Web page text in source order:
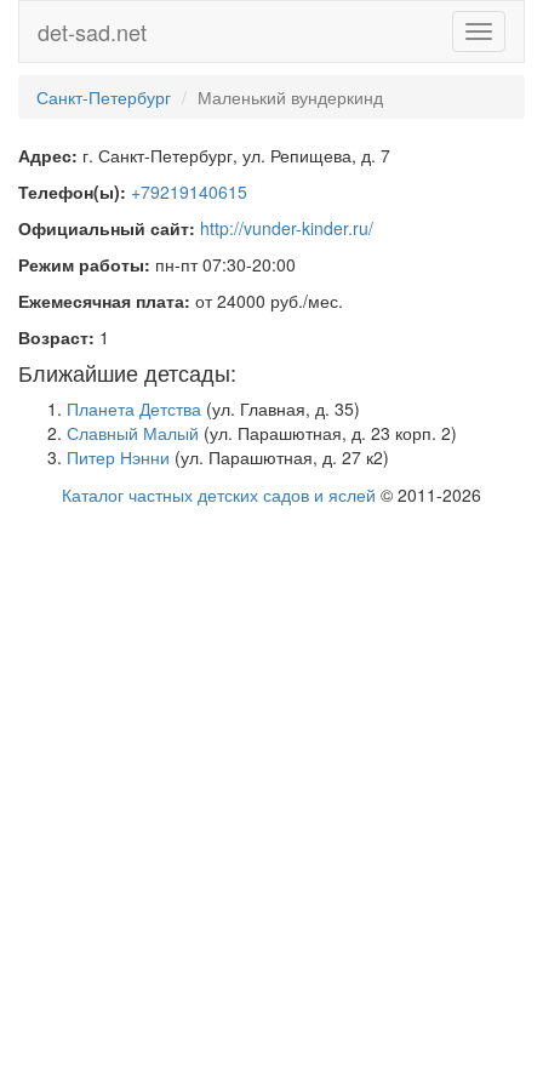
Toggle
det-sad.net
Санкт-Петербург Маленький вундеркинд
Адрес: г. Санкт-Петербург, ул. Репищева, д. 7
Телефон(ы): +79219140615
Официальный сайт: http://vunder-kinder.ru/
Режим работы: пн-пт 07:30-20:00
Ежемесячная плата: от 24000 руб./мес.
Возраст: 1
Ближайшие детсады:
Планета Детства (ул. Главная, д. 35)
Славный Малый (ул. Парашютная, д. 23 корп. 2)
Питер Нэнни (ул. Парашютная, д. 27 к2)
Каталог частных детских садов и яслей © 2011-2026